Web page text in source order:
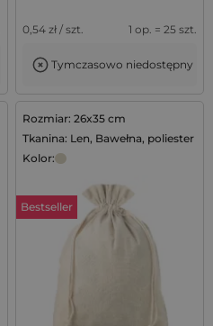
0,54 zł / szt. 1 op. = 25 szt.
Tymczasowo niedostępny
Rozmiar: 26x35 cm
Tkanina: Len, Bawełna, poliester
Kolor:
Bestseller